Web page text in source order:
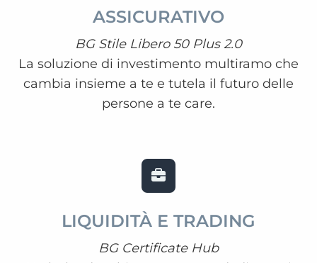
ASSICURATIVO
BG Stile Libero 50 Plus 2.0
La soluzione di investimento multiramo che
cambia insieme a te e tutela il futuro delle
persone a te care.
LIQUIDITÀ E TRADING
BG Certificate Hub